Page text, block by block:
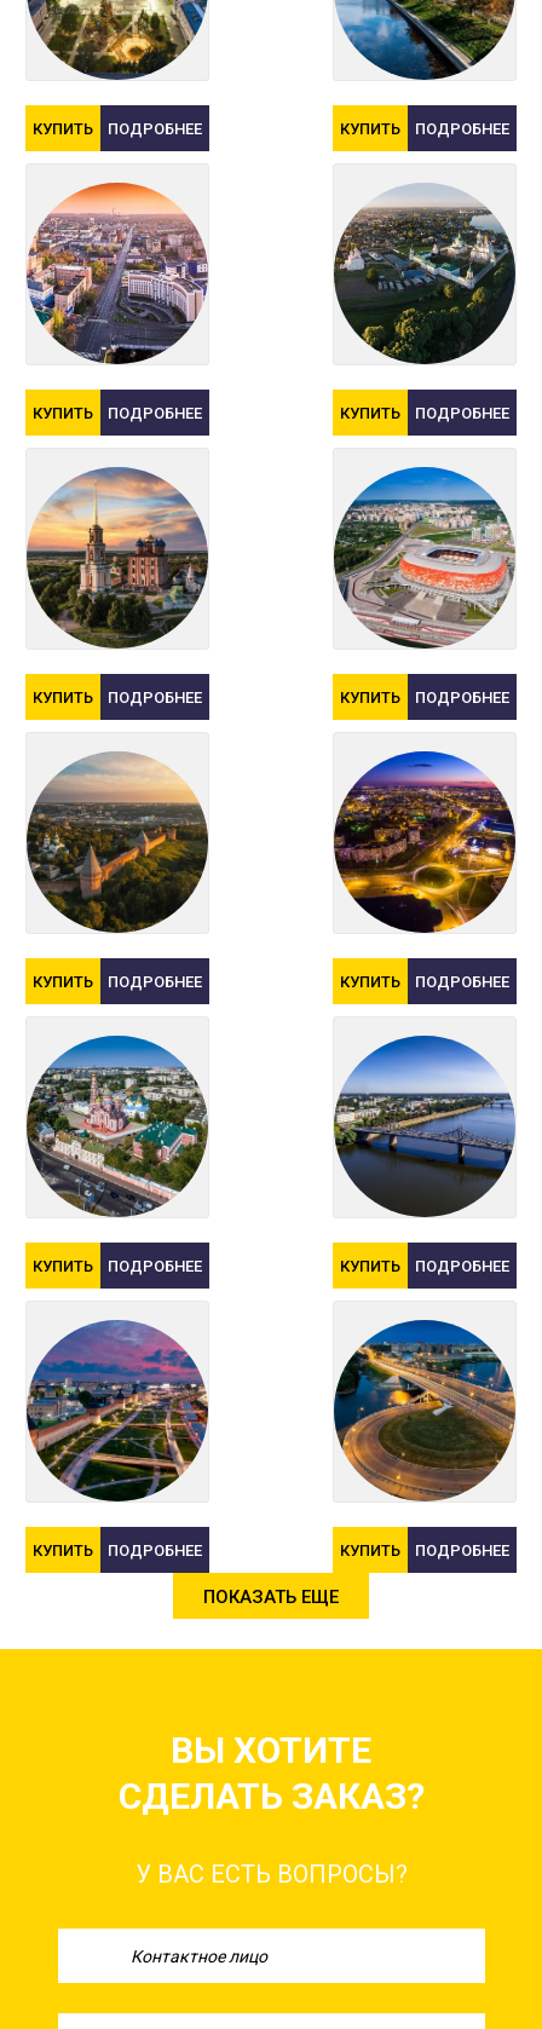
КУПИТЬ ПОДРОБНЕЕ КУПИТЬ ПОДРОБНЕЕ
КУПИТЬ ПОДРОБНЕЕ КУПИТЬ ПОДРОБНЕЕ
КУПИТЬ ПОДРОБНЕЕ КУПИТЬ ПОДРОБНЕЕ
КУПИТЬ ПОДРОБНЕЕ КУПИТЬ ПОДРОБНЕЕ
КУПИТЬ ПОДРОБНЕЕ КУПИТЬ ПОДРОБНЕЕ
КУПИТЬ ПОДРОБНЕЕ КУПИТЬ ПОДРОБНЕЕ
ПОКАЗАТЬ ЕЩЕ
ВЫ ХОТИТЕ
СДЕЛАТЬ ЗАКАЗ?
У ВАС ЕСТЬ ВОПРОСЫ?